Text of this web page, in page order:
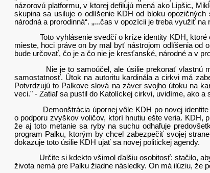
názorovú platformu, v ktorej defilujú mená ako Lipšic,
skupina sa usiluje o odlíšenie KDH od bloku
národná a prorodinná“. „...čas v opozícii je treba využiť
Toto vyhlásenie svedčí o kríze identity KDH, ktoré
mieste, hoci práve on by mal byť nástrojom odlíšenia od
bude určovať, čo je a čo nie je kresťanské, národné a v
Nie je to samoúčel, ale úsilie prekonať vlastnú
samostatnosť. Útok na autoritu kardinála a cirkvi má
Potvrdzujú to Palkove slová na záver svojho útoku na
veci." - Zatiaľ sa pustil do Katolíckej cirkvi, uvidíme, ako
Demonštrácia úpornej vôle KDH po novej identite
o podporu zvyškov voličov, ktorí hnutiu ešte veria. KDH,
že aj toto metanie sa ryby na suchu odhaľuje
program Palku, ktorým by chcel zabezpečiť svojej
dokazuje toto úsilie KDH ujať sa novej politickej agendy.
Určite si kdekto všimol ďalšiu osobitosť: stačilo, aby
života nemá pre Palku žiadne následky. On má ilúziu, že